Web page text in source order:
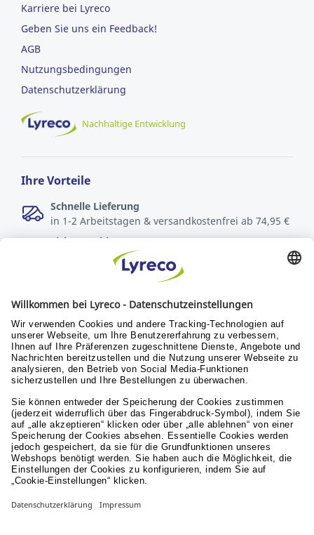
Karriere bei Lyreco
Geben Sie uns ein Feedback!
AGB
Nutzungsbedingungen
Datenschutzerklärung
Nachhaltige Entwicklung
Ihre Vorteile
Schnelle Lieferung
in 1-2 Arbeitstagen & versandkostenfrei ab 74,95 €
Sichere Zahlungsarten
Rechnung oder Kreditkarte
Kostenlose Rücksendungen
Verantwortung
Nachhaltigkeit
Menschen & Werte
Lyreco for Education
© Lyreco 2026
Barrierefreiheit|